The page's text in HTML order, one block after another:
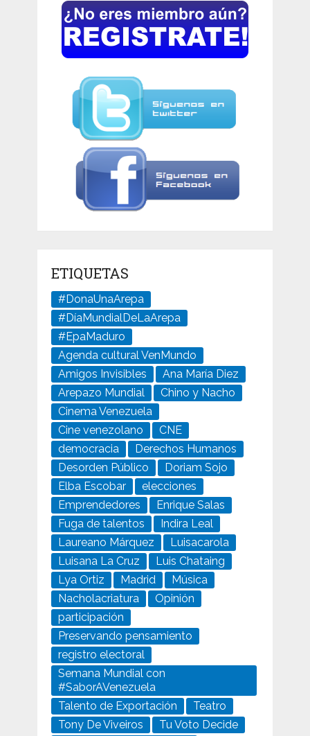
ETIQUETAS
#DonaUnaArepa
#DíaMundialDeLaArepa
#EpaMaduro
Agenda cultural VenMundo
Amigos Invisibles
Ana María Diez
Arepazo Mundial
Chino y Nacho
Cinema Venezuela
Cine venezolano
CNE
democracia
Derechos Humanos
Desorden Público
Doriam Sojo
Elba Escobar
elecciones
Emprendedores
Enrique Salas
Fuga de talentos
Indira Leal
Laureano Márquez
Luisacarola
Luisana La Cruz
Luis Chataing
Lya Ortiz
Madrid
Música
Nacholacriatura
Opinión
participación
Preservando pensamiento
registro electoral
Semana Mundial con
#SaborAVenezuela
Talento de Exportación
Teatro
Tony De Viveiros
Tu Voto Decide